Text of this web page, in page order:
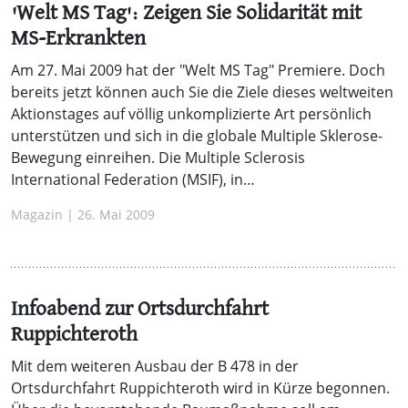
'Welt MS Tag': Zeigen Sie Solidarität mit
MS-Erkrankten
Am 27. Mai 2009 hat der "Welt MS Tag" Premiere. Doch
bereits jetzt können auch Sie die Ziele dieses weltweiten
Aktionstages auf völlig unkomplizierte Art persönlich
unterstützen und sich in die globale Multiple Sklerose-
Bewegung einreihen. Die Multiple Sclerosis
International Federation (MSIF), in…
Magazin | 26. Mai 2009
Infoabend zur Ortsdurchfahrt
Ruppichteroth
Mit dem weiteren Ausbau der B 478 in der
Ortsdurchfahrt Ruppichteroth wird in Kürze begonnen.